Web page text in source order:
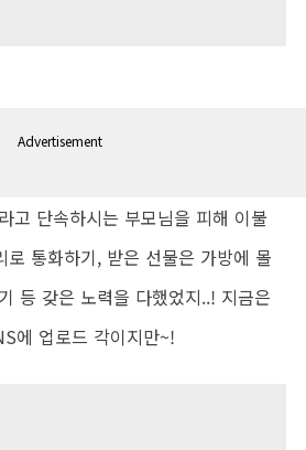
Advertisement
고 단속하시는 부모님을 피해 이불
로 통화하기, 받은 선물은 가방에 몰
등 갖은 노력을 다했었지..! 지금은
에 업로드 각이지만~!